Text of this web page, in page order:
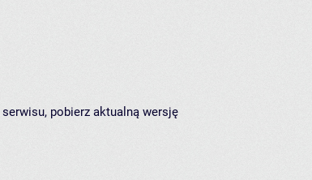
pobierz aktualną wersję